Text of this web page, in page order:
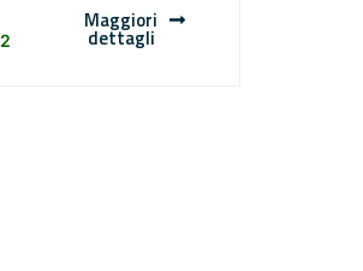
Maggiori
dettagli